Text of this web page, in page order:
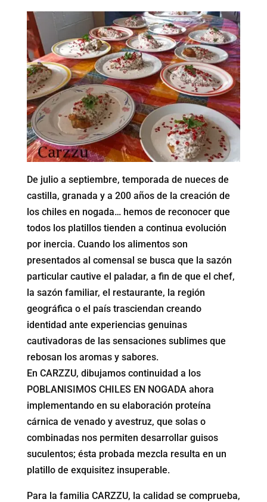
De julio a septiembre, temporada de nueces de
castilla, granada y a 200 años de la creación de
los chiles en nogada… hemos de reconocer que
todos los platillos tienden a continua evolución
por inercia. Cuando los alimentos son
presentados al comensal se busca que la sazón
particular cautive el paladar, a fin de que el chef,
la sazón familiar, el restaurante, la región
geográfica o el país trasciendan creando
identidad ante experiencias genuinas
cautivadoras de las sensaciones sublimes que
rebosan los aromas y sabores.
En CARZZU, dibujamos continuidad a los
POBLANISIMOS CHILES EN NOGADA ahora
implementando en su elaboración proteína
cárnica de venado y avestruz, que solas o
combinadas nos permiten desarrollar guisos
suculentos; ésta probada mezcla resulta en un
platillo de exquisitez insuperable.
Para la familia CARZZU, la calidad se comprueba,